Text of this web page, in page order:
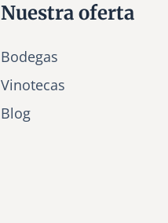
Nuestra oferta
Bodegas
Vinotecas
Blog